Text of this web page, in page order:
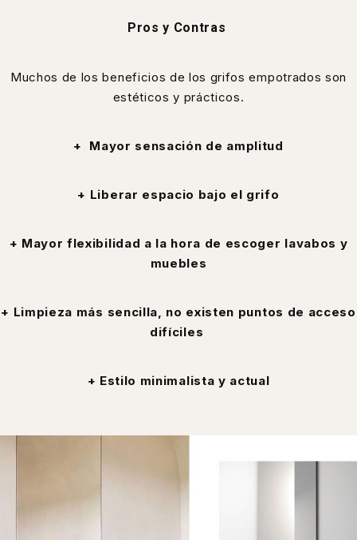
Pros y Contras
Muchos de los beneficios de los grifos empotrados son
estéticos y prácticos.
+ Mayor sensación de amplitud
+ Liberar espacio bajo el grifo
+ Mayor flexibilidad a la hora de escoger lavabos y
muebles
+ Limpieza más sencilla, no existen puntos de acceso
difíciles
+ Estilo minimalista y actual